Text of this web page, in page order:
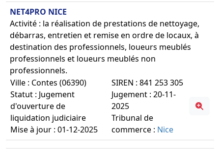
NET4PRO NICE
Activité : la réalisation de prestations de nettoyage,
débarras, entretien et remise en ordre de locaux, à
destination des professionnels, loueurs meublés
professionnels et loueurs meublés non
professionnels.
Ville : Contes (06390)
Statut : Jugement
d'ouverture de
liquidation judiciaire
Mise à jour : 01-12-2025
SIREN : 841 253 305
Jugement : 20-11-
2025
Tribunal de
commerce : Nice